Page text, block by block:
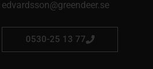
edvardsson@greendeer.se
0530-25 13 77